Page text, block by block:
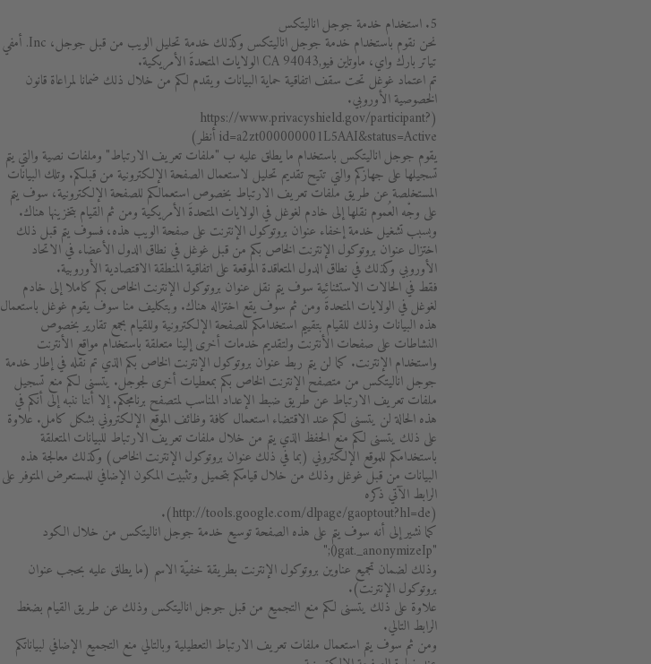
5. استخدام خدمة جوجل اناليتكس
نحن نقوم باستخدام خدمة جوجل اناليتكس وكذلك خدمة تحليل الويب من قبل جوجل، Inc. أمفي
تياتر بارك واي، ماوتاين فيو,CA 94043 الولايات المتحدةَ الأمريكية.
تم اعتماد غوغل تحت سقف اتفاقية حماية البيانات ويقدم لكم من خلال ذلك ضمانا لمراعاة قانون
الخصوصية الأوروبي.
(https://www.privacyshield.gov/participant?
id=a2zt000000001L5AAI&status=Active أنظر)
يقوم جوجل اناليتكس باستخدام ما يطلق عليه ب "ملفات تعريف الارتباط" وملفات نصية والتي يتم
تسجيلها على جهازكم والتي تتيح تقديم تحليل لاستعمال الصفحة الإلكترونية من قبلكم. وتلك البيانات
المستخلصة عن طريق ملفات تعريف الارتباط بخصوص استعمالكم للصفحة الإلكترونية، سوف يتم
على وجْه العُموم نقلها إلى خادم لغوغل في الولايات المتحدةَ الأمريكية ومن ثم القيام بتخزينها هناك.
وبسبب تشغيل خدمة إخفاء عنوان بروتوكول الإنترنت على صفحة الويب هذه، فسوف يتم قبل ذلك
اختزال عنوان بروتوكول الإنترنت الخاص بكم من قبل غوغل في نطاق الدول الأعضاء في الاتحاد
الأوروبي وكذلك في نطاق الدول المتعاقدة الموقعة على اتفاقية المنطقة الاقتصادية الأوروبية.
فقط في الحالات الاستثنائية سوف يتم نقل عنوان بروتوكول الإنترنت الخاص بكم كاملا إلى خادم
لغوغل في الولايات المتحدةَ ومن ثم سوف يقع اختزاله هناك. وبتكليف منا سوف يقوم غوغل باستعمال
هذه البيانات وذلك للقيام بتقييم استخدامكم للصفحة الإلكترونية وللقيام بجمع تقارير بخصوص
النشاطات على صفحات الأنترنت ولتقديم خدمات أخرى إلينا متعلقة باستخدام مواقع الأنترنت
واستخدام الإنترنت. كما لن يتم ربط عنوان بروتوكول الإنترنت الخاص بكم الذي تم نقله في إطار خدمة
جوجل اناليتكس من متصفح الإنترنت الخاص بكم بمعطيات أخرى لجوجل. يتسنى لكم منع تسجيل
ملفات تعريف الارتباط عن طريق ضبط الإعداد المناسب لمتصفح برنامجكم. إلا أننا ننبه إلى أنكم في
هذه الحالة لن يتسنى لكم عند الاقتضاء استعمال كافة وظائف الموقع الإلكتروني بشكل كامل. علاوة
على ذلك يتسنى لكم منع الحفظ الذي يتم من خلال ملفات تعريف الارتباط للبيانات المتعلقة
باستخدامكم للموقع الإلكتروني (بما في ذلك عنوان بروتوكول الإنترنت الخاص) وكذلك معالجة هذه
البيانات من قبل غوغل وذلك من خلال قيامكم بتحميل وتثبيت المكون الإضافي للمستعرض المتوفر على
الرابط الآتي ذكره
(http://tools.google.com/dlpage/gaoptout?hl=de).
كما نشير إلى أنه سوف يتم على هذه الصفحة توسيع خدمة جوجل اناليتكس من خلال الكود
"gat._anonymizeIp();"
وذلك لضمان تجميع عناوين بروتوكول الإنترنت بطريقة خفيّة الاسم (ما يطلق عليه بحجب عنوان
بروتوكول الإنترنت).
علاوة على ذلك يتسنى لكم منع التجميع من قبل جوجل اناليتكس وذلك عن طريق القيام بضغط
الرابط التالي.
ومن ثم سوف يتم استعمال ملفات تعريف الارتباط التعطيلية وبالتالي منع التجميع الإضافي لبياناتكم